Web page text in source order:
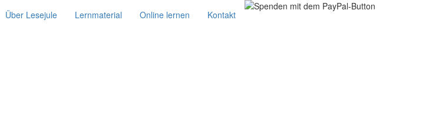
Über Lesejule Lernmaterial Online lernen Kontakt